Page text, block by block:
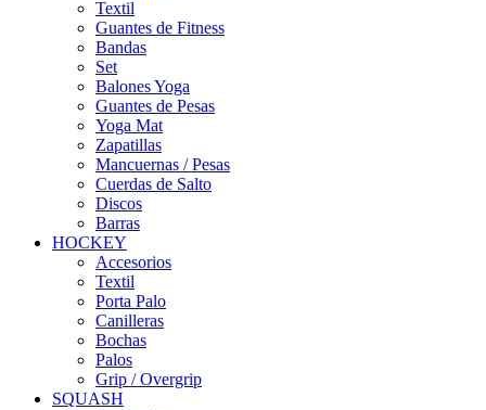
Textil
Guantes de Fitness
Bandas
Set
Balones Yoga
Guantes de Pesas
Yoga Mat
Zapatillas
Mancuernas / Pesas
Cuerdas de Salto
Discos
Barras
HOCKEY
Accesorios
Textil
Porta Palo
Canilleras
Bochas
Palos
Grip / Overgrip
SQUASH